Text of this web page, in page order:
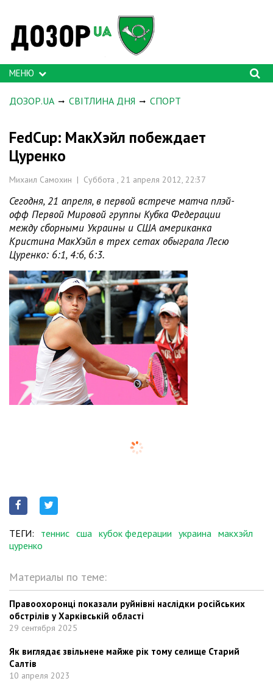
МЕНЮ
ДОЗОР.UA СВІТЛИНА ДНЯ СПОРТ
FedCup: МакХэйл побеждает
Цуренко
Михаил Самохин | Суббота , 21 апреля 2012, 22:37
Сегодня, 21 апреля, в первой встрече матча плэй-
офф Первой Мировой группы Кубка Федерации
между сборными Украины и США американка
Кристина МакХэйл в трех сетах обыграла Лесю
Цуренко: 6:1, 4:6, 6:3.
ТЕГИ: теннис сша кубок федерации украина макхэйл
цуренко
Материалы по теме:
Правоохоронці показали руйнівні наслідки російських
обстрілів у Харківській області
29 сентября 2025
Як виглядає звільнене майже рік тому селище Старий
Салтів
10 апреля 2023